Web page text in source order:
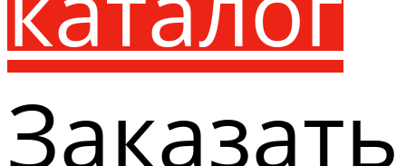
Заказать